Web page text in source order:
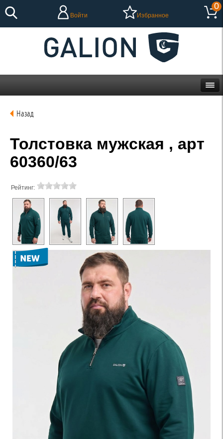
Войти Избранное
0
Назад
Толстовка мужская , арт
60360/63
Рейтинг: